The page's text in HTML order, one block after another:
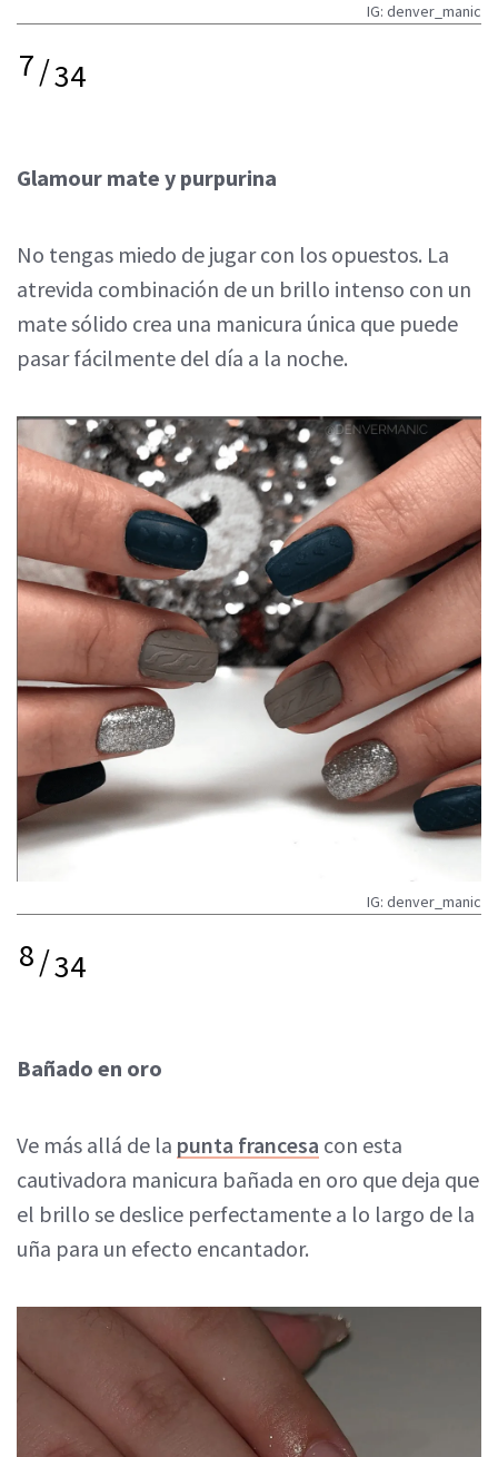
IG: denver_manic
7/34
Glamour mate y purpurina
No tengas miedo de jugar con los opuestos. La
atrevida combinación de un brillo intenso con un
mate sólido crea una manicura única que puede
pasar fácilmente del día a la noche.
IG: denver_manic
8/34
Bañado en oro
Ve más allá de la punta francesa con esta
cautivadora manicura bañada en oro que deja que
el brillo se deslice perfectamente a lo largo de la
uña para un efecto encantador.